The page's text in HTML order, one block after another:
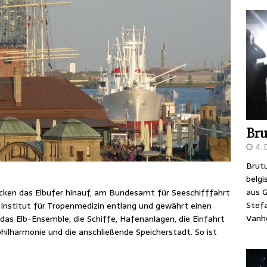
das Elbufer hinauf, am Bundesamt für Seeschifffahrt
für Tropenmedizin entlang und gewährt einen
Elb-Ensemble, die Schiffe, Hafenanlagen, die Einfahrt
und die anschließende Speicherstadt. So ist
4.
aus